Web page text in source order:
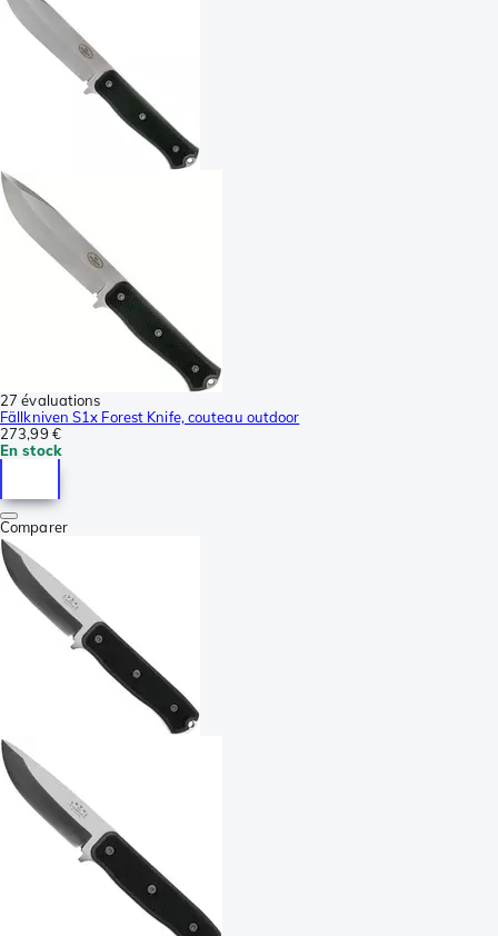
27 évaluations
Fällkniven S1x Forest Knife, couteau outdoor
273,99 €
En stock
Comparer